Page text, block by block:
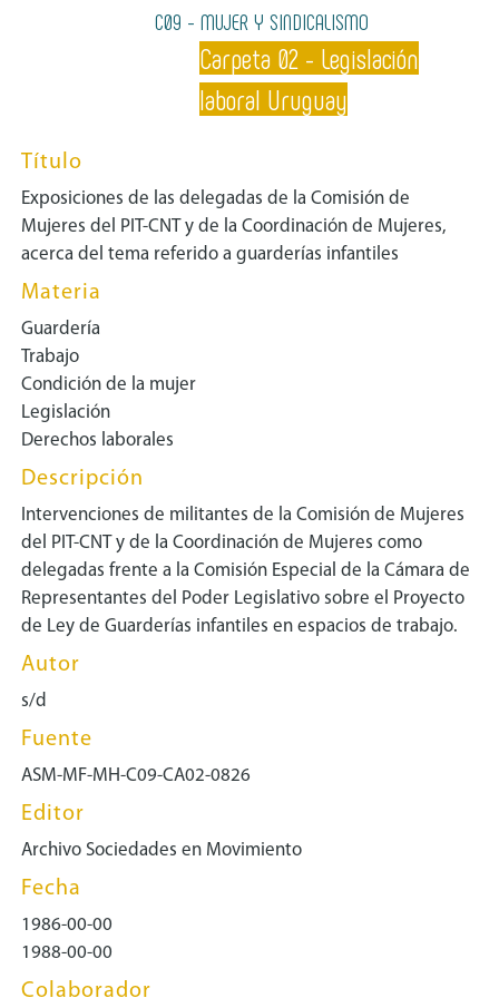
C09 - MUJER Y SINDICALISMO
Carpeta 02 - Legislación
laboral Uruguay
Título
Exposiciones de las delegadas de la Comisión de
Mujeres del PIT-CNT y de la Coordinación de Mujeres,
acerca del tema referido a guarderías infantiles
Materia
Guardería
Trabajo
Condición de la mujer
Legislación
Derechos laborales
Descripción
Intervenciones de militantes de la Comisión de Mujeres
del PIT-CNT y de la Coordinación de Mujeres como
delegadas frente a la Comisión Especial de la Cámara de
Representantes del Poder Legislativo sobre el Proyecto
de Ley de Guarderías infantiles en espacios de trabajo.
Autor
s/d
Fuente
ASM-MF-MH-C09-CA02-0826
Editor
Archivo Sociedades en Movimiento
Fecha
1986-00-00
1988-00-00
Colaborador